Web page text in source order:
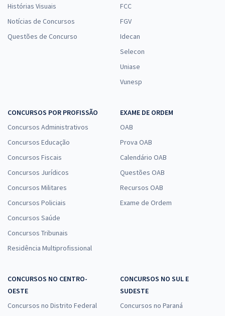
Histórias Visuais
Notícias de Concursos
Questões de Concurso
FCC
FGV
Idecan
Selecon
Uniase
Vunesp
CONCURSOS POR PROFISSÃO
Concursos Administrativos
Concursos Educação
Concursos Fiscais
Concursos Jurídicos
Concursos Militares
Concursos Policiais
Concursos Saúde
Concursos Tribunais
Residência Multiprofissional
EXAME DE ORDEM
OAB
Prova OAB
Calendário OAB
Questões OAB
Recursos OAB
Exame de Ordem
CONCURSOS NO CENTRO-
OESTE
Concursos no Distrito Federal
CONCURSOS NO SUL E
SUDESTE
Concursos no Paraná